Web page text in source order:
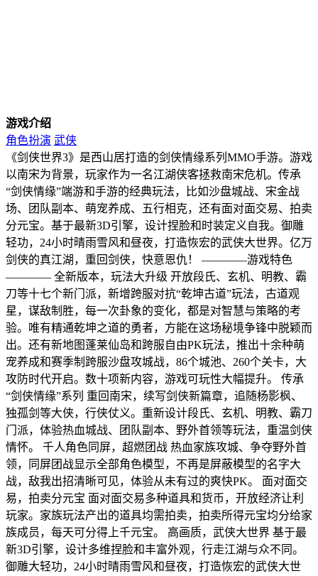
游戏介绍
角色扮演 武侠
《剑侠世界3》是西山居打造的剑侠情缘系列MMO手游。游戏
以南宋为背景，玩家作为一名江湖侠客拯救南宋危机。传承
“剑侠情缘”端游和手游的经典玩法，比如沙盘城战、宋金战
场、团队副本、萌宠养成、五行相克，还有面对面交易、拍卖
分元宝。基于最新3D引擎，设计捏脸和时装定义自我。御雕
轻功，24小时晴雨雪风和昼夜，打造恢宏的武侠大世界。亿万
剑侠的真江湖，重回剑侠，快意恩仇！ ————游戏特色
———— 全新版本，玩法大升级 开放段氏、玄机、明教、霸
刀等十七个新门派，新增跨服对抗“乾坤古道”玩法，古道观
星，谋敌制胜，每一次卦象的变化，都是对智慧与策略的考
验。唯有精通乾坤之道的勇者，方能在这场秘境争锋中脱颖而
出。还有新地图蓬莱仙岛和跨服自由PK玩法，推出十余种萌
宠养成和赛季制跨服沙盘攻城战，86个城池、260个关卡，大
攻防时代开启。数十项新内容，游戏可玩性大幅提升。 传承
“剑侠情缘”系列 重回南宋，续写剑侠新篇章，追随杨影枫、
独孤剑等大侠，行侠仗义。重新设计段氏、玄机、明教、霸刀
门派，体验热血城战、团队副本、野外首领等玩法，重温剑侠
情怀。 千人角色同屏，超燃团战 热血家族攻城、争夺野外首
领，同屏团战显示全部角色模型，不再是屏蔽模型的名字大
战，敌我出招清晰可见，体验从未有过的爽快PK。 面对面交
易，拍卖分元宝 面对面交易多种道具和货币，开放经济让利
玩家。家族玩法产出的道具均需拍卖，拍卖所得元宝均分给家
族成员，每天可分得上千元宝。 高画质，武侠大世界 基于最
新3D引擎，设计多维捏脸和丰富外观，行走江湖与众不同。
御雕大轻功，24小时晴雨雪风和昼夜，打造恢宏的武侠大世